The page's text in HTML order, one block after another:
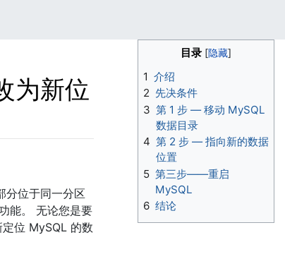
为新位
分位于同一分区
能。 无论您是要
位 MySQL 的数
目录
1 介绍
2 先决条件
3 第 1 步 — 移动 MySQL
数据目录
4 第 2 步 — 指向新的数据
位置
5 第三步——重启
MySQL
6 结论